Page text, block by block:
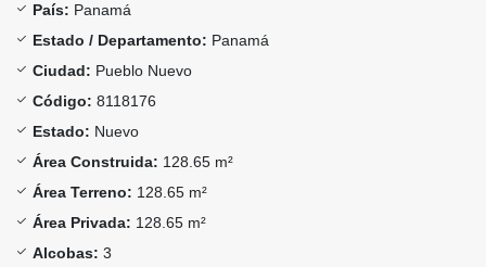
País: Panamá
Estado / Departamento: Panamá
Ciudad: Pueblo Nuevo
Código: 8118176
Estado: Nuevo
Área Construida: 128.65 m²
Área Terreno: 128.65 m²
Área Privada: 128.65 m²
Alcobas: 3